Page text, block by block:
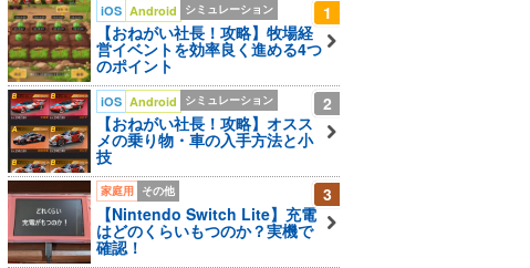
1
iOS Android シミュレーション
【おねがい社長！攻略】牧場経
営イベントを効率良く進める4つ
のポイント
2
iOS Android シミュレーション
【おねがい社長！攻略】オスス
メの乗り物・車の入手方法と小
技
3
家庭用 その他
【Nintendo Switch Lite】充電
はどのくらいもつのか？実機で
確認！